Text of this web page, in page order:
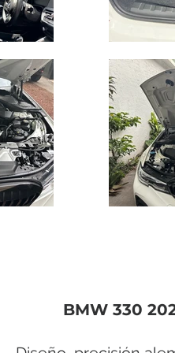
BMW 330